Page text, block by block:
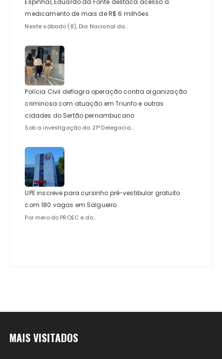
Espinhal, Eduardo da Fonte destaca acesso a
medicamento de mais de R$ 6 milhões
Neste sábado (8), Dia Nacional da...
Polícia Civil deflagra operação contra organização
criminosa com atuação em Triunfo e outras
cidades do Sertão pernambucano
Sob a investigação da 21ª Delegacia...
UPE inscreve para cursinho pré-vestibular gratuito
com 180 vagas em Salgueiro
Por meio do PROEC e do...
MAIS VISITADOS